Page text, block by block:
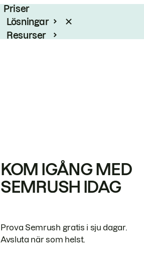
Priser
Lösningar
Resurser
KOM IGÅNG MED
SEMRUSH IDAG
Prova Semrush gratis i sju dagar.
Avsluta när som helst.